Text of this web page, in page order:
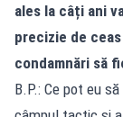
ales la câți ani
precizie de
condamnări să
B.P.: Ce pot eu